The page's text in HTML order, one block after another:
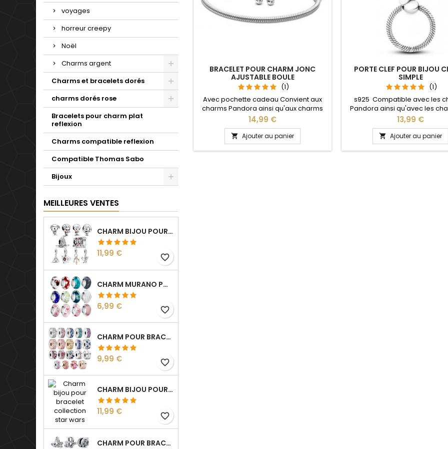
voyages
horreur creepy
Noël
Charms argent
Charms et bracelets dorés
charms dorés rose
Bracelets pour charm plat
reflexion
Charms compatible reflexion
Compatible Thomas Sabo
Bijoux
MEILLEURES VENTES
CHARM BIJOU POUR BRACELET COLLECTION HARRY
Prix
11,99 € favorite_border
CHARM MURANO POUR BRACELET SÉPARATEUR FLEUR COEUR TRANSPARENT
Prix
6,99 € favorite_border
CHARM POUR BRACELET COLLECTION CLIP STRASS SÉPARATEUR ESPACEUR
Prix
9,99 € favorite_border
CHARM BIJOU POUR BRACELET COLLECTION STAR WARS
Prix
11,99 € favorite_border
CHARM POUR BRACELET INITIALE LETTRE PRÉNOM ALPHABET FLEUR
BRACELET POUR CHARM JONC
AJUSTABLE BOULE
(1)
Avec pochette cadeau Convient aux
charms Pandora ainsi qu'aux charms
de notre site idéal pour : Noël, Saint
Valentin, anniversaire, anniversaire de
mariage La partie ajustable se détache
d'un coté pour passer les charms par
simple pression sur le bouton Ajustable
Prix
14,99 €
 Ajouter au panier
PORTE CLEF POUR BIJOU
SIMPLE
(1)
s925 Compatible avec les
Pandora ainsi qu'avec les
notre site idéal pour : Noël,
Valentin, anniversaire,
mariage L'ouverture pour les
se fait au niveau de la
Prix
13,99 €
 Ajouter au panier